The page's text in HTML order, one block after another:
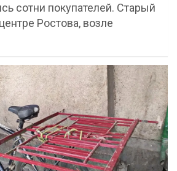
сотни покупателей. Старый
Ростова, возле